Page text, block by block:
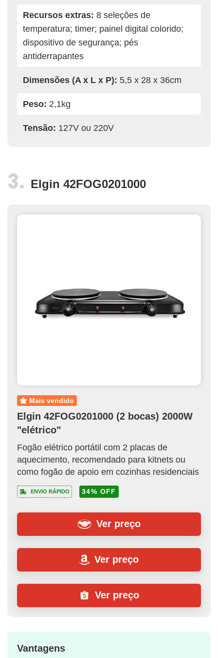
Recursos extras: 8 seleções de
temperatura; timer; painel digital colorido;
dispositivo de segurança; pés
antiderrapantes
Dimensões (A x L x P): 5,5 x 28 x 36cm
Peso: 2,1kg
Tensão: 127V ou 220V
Elgin 42FOG0201000
mais vendido
Elgin 42FOG0201000 (2 bocas) 2000W
"elétrico"
Fogão elétrico portátil com 2 placas de
aquecimento, recomendado para kitnets ou
como fogão de apoio em cozinhas residenciais
ENVIO RÁPIDO 34% OFF
Ver preço
Ver preço
Ver preço
Vantagens